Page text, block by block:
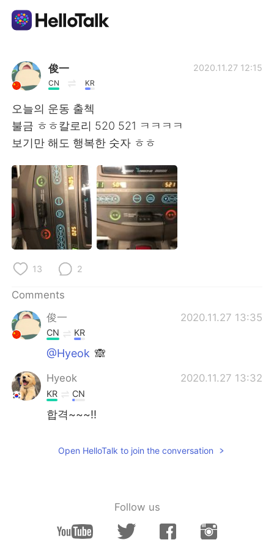
Language Exchange App
AI Grammar Checker
English
简体中文 繁體中文
Español العربية
Français Deutsch
Русский
Indonesia
Türkçe
Português
俊一
CN KR
2020.11.27 12:15
오늘의 운동 출첵
불금 ㅎㅎ칼로리 520 521 ㅋㅋㅋㅋ
보기만 해도 행복한 숫자 ㅎㅎ
13 2
Comments
俊一
2020.11.27 13:35
CN KR
@Hyeok 🙈
Hyeok 2020.11.27 13:32
KR CN
합격~~~!!
Open HelloTalk to join the conversation
Follow us